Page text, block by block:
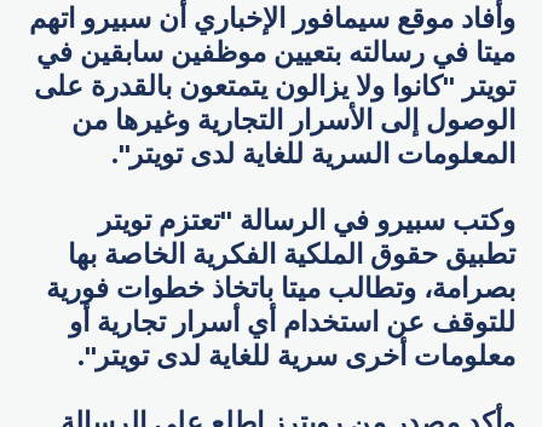
وأفاد موقع سيمافور الإخباري أن سبيرو اتهم
ميتا في رسالته بتعيين موظفين سابقين في
تويتر "كانوا ولا يزالون يتمتعون بالقدرة على
الوصول إلى الأسرار التجارية وغيرها من
المعلومات السرية للغاية لدى تويتر".
وكتب سبيرو في الرسالة "تعتزم تويتر
تطبيق حقوق الملكية الفكرية الخاصة بها
بصرامة، وتطالب ميتا باتخاذ خطوات فورية
للتوقف عن استخدام أي أسرار تجارية أو
معلومات أخرى سرية للغاية لدى تويتر".